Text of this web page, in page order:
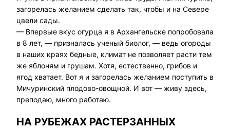
загорелась желанием сделать так, чтобы и на Севере
цвели сады.
— Впервые вкус огурца я в Архангельске попробовала
в 8 лет, — призналась ученый биолог, — ведь огороды
в наших краях бедные, климат не позволяет расти тем
же яблоням и грушам. Хотя, естественно, грибов и
ягод хватает. Вот я и загорелась желанием поступить в
Мичуринский плодово-овощной. И вот — живу здесь,
преподаю, много работаю.
НА РУБЕЖАХ РАСТЕРЗАННЫХ